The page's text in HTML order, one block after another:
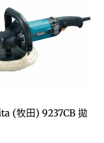
(牧田) 9237CB 拋